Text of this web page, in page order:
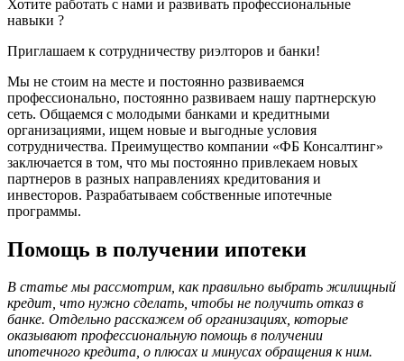
Хотите работать с нами и развивать профессиональные
навыки ?
Приглашаем к сотрудничеству риэлторов и банки!
Мы не стоим на месте и постоянно развиваемся
профессионально, постоянно развиваем нашу партнерскую
сеть. Общаемся с молодыми банками и кредитными
организациями, ищем новые и выгодные условия
сотрудничества. Преимущество компании «ФБ Консалтинг»
заключается в том, что мы постоянно привлекаем новых
партнеров в разных направлениях кредитования и
инвесторов. Разрабатываем собственные ипотечные
программы.
Помощь в получении ипотеки
В статье мы рассмотрим, как правильно выбрать жилищный
кредит, что нужно сделать, чтобы не получить отказ в
банке. Отдельно расскажем об организациях, которые
оказывают профессиональную помощь в получении
ипотечного кредита, о плюсах и минусах обращения к ним.